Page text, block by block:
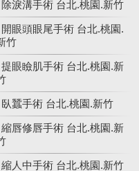
除淚溝手術 台北.桃園.新竹
開眼頭眼尾手術 台北.桃園.
竹
提眼瞼肌手術 台北.桃園.新
臥蠶手術 台北.桃園.新竹
縮唇修唇手術 台北.桃園.新
縮人中手術 台北.桃園.新竹